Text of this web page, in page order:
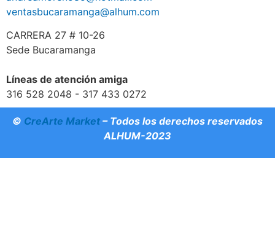
ventasbucaramanga@alhum.com
CARRERA 27 # 10-26
Sede Bucaramanga
Líneas de atención amiga
316 528 2048 - 317 433 0272
© CreArte Market – Todos los derechos reservados
ALHUM-2023